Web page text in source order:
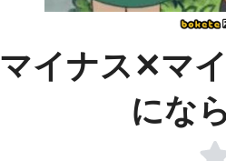
マイナス✕マ
にな